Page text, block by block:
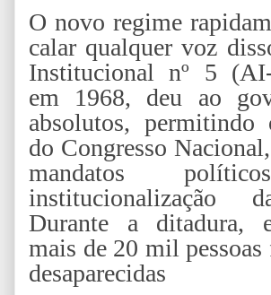
O novo regime
calar qualquer voz
Institucional nº 5
em 1968, deu ao
absolutos, permitindo
do Congresso
mandatos
institucionalização
Durante a ditadura,
mais de 20 mil
desaparecidas